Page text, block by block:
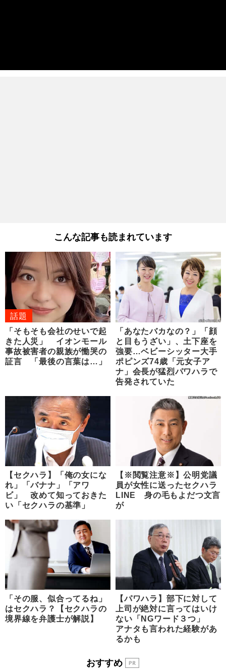
こんな記事も読まれています
話題
「そもそも会社のせいで起
きた人災」 イオンモール
事故被害者の親族が慟哭の
証言 「最後の言葉は…」
「あなたバカなの？」「顔
と目もうざい」、土下座を
強要…ベビーシッター大手
ポピンズ74歳「元女子ア
ナ」会長が猛烈パワハラで
告発されていた
【セクハラ】「俺の女にな
れ」「バナナ」「アワ
ビ」 改めて知っておきた
い「セクハラの基準」
【※閲覧注意※】公明党議
員が女性に送ったセクハラ
LINE 身の毛もよだつ文言
が
「その服、似合ってるね」
はセクハラ？【セクハラの
境界線を弁護士が解説】
【パワハラ】部下に対して
上司が絶対に言ってはいけ
ない「NGワード３つ」
アナタも言われた経験があ
るかも
おすすめ